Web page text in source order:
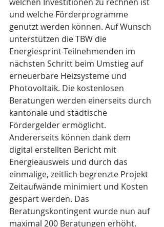
und welche Förderprogramme
genutzt werden können. Auf Wunsch
unterstützen die TBW die
Energiesprint-Teilnehmenden im
nächsten Schritt beim Umstieg auf
erneuerbare Heizsysteme und
Photovoltaik. Die kostenlosen
Beratungen werden einerseits durch
kantonale und städtische
Fördergelder ermöglicht.
Andererseits können dank dem
digital erstellten Bericht mit
Energieausweis und durch das
einmalige, zeitlich begrenzte Projekt
Zeitaufwände minimiert und Kosten
gespart werden. Das
Beratungskontingent wurde nun auf
maximal 200 Beratungen erhöht.